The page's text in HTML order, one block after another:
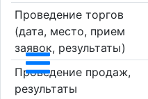
Проведение торгов
(дата, место, прием
заявок, результаты)
Проведение продаж,
результаты